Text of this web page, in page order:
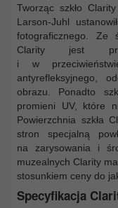
Tworząc szkło
Larson-Juhl
fotograficznego. Ze
Clarity jest
i w
antyrefleksyjnego,
obrazu. Ponadto
promieni UV, które
Powierzchnia szkła
stron specjalną
na zarysowania i
muzealnych Clarity
stosunkiem ceny do
Specyfikacja